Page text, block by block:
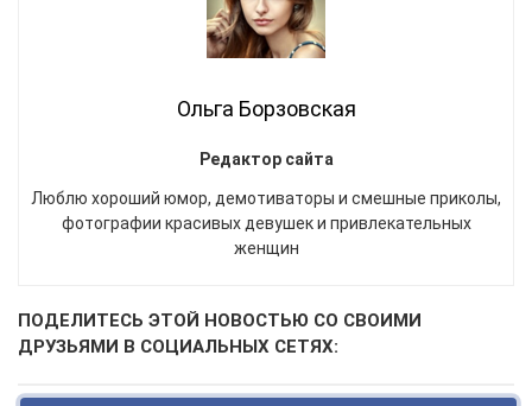
Ольга Борзовская
Редактор сайта
Люблю хороший юмор, демотиваторы и смешные приколы,
фотографии красивых девушек и привлекательных
женщин
ПОДЕЛИТЕСЬ ЭТОЙ НОВОСТЬЮ СО СВОИМИ
ДРУЗЬЯМИ В СОЦИАЛЬНЫХ СЕТЯХ: